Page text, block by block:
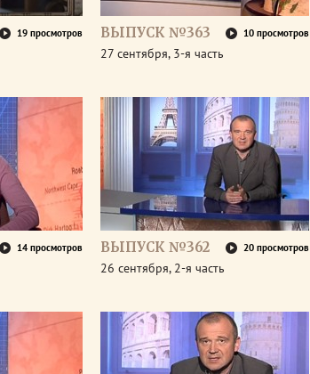
19 просмотров ВЫПУСК №363 10 просмотров
27 сентября, 3-я часть
14 просмотров ВЫПУСК №362 20 просмотров
26 сентября, 2-я часть